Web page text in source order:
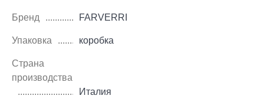
Бренд FARVERRI
Упаковка коробка
Страна
производства
Италия